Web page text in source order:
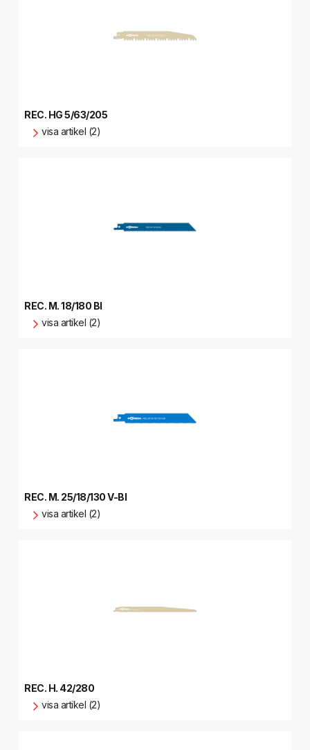
REC. HG 5/63/205
visa artikel (2)
REC. M. 18/180 BI
visa artikel (2)
REC. M. 25/18/130 V-BI
visa artikel (2)
REC. H. 42/280
visa artikel (2)